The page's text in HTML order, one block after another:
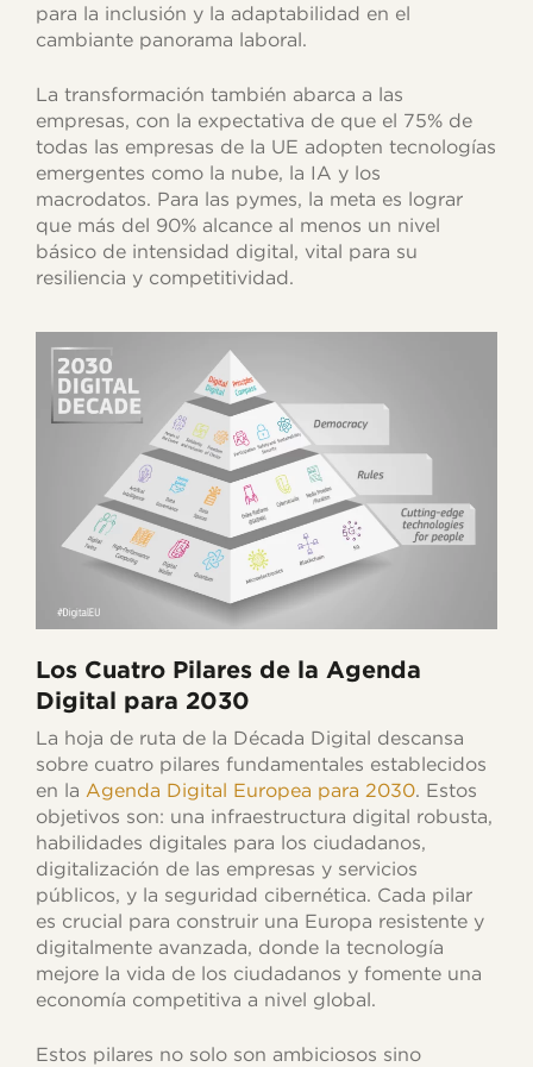
para la inclusión y la adaptabilidad en el
cambiante panorama laboral.
La transformación también abarca a las
empresas, con la expectativa de que el 75% de
todas las empresas de la UE adopten tecnologías
emergentes como la nube, la IA y los
macrodatos. Para las pymes, la meta es lograr
que más del 90% alcance al menos un nivel
básico de intensidad digital, vital para su
resiliencia y competitividad.
Los Cuatro Pilares de la Agenda
Digital para 2030
La hoja de ruta de la Década Digital descansa
sobre cuatro pilares fundamentales establecidos
en la Agenda Digital Europea para 2030. Estos
objetivos son: una infraestructura digital robusta,
habilidades digitales para los ciudadanos,
digitalización de las empresas y servicios
públicos, y la seguridad cibernética. Cada pilar
es crucial para construir una Europa resistente y
digitalmente avanzada, donde la tecnología
mejore la vida de los ciudadanos y fomente una
economía competitiva a nivel global.
Estos pilares no solo son ambiciosos sino